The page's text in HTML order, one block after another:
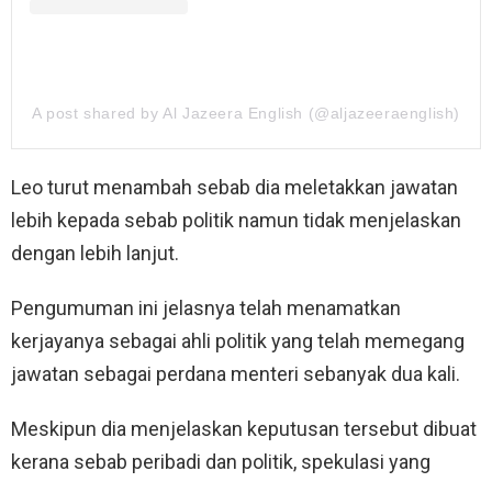
A post shared by Al Jazeera English (@aljazeeraenglish)
Leo turut menambah sebab dia meletakkan jawatan
lebih kepada sebab politik namun tidak menjelaskan
dengan lebih lanjut.
Pengumuman ini jelasnya telah menamatkan
kerjayanya sebagai ahli politik yang telah memegang
jawatan sebagai perdana menteri sebanyak dua kali.
Meskipun dia menjelaskan keputusan tersebut dibuat
kerana sebab peribadi dan politik, spekulasi yang